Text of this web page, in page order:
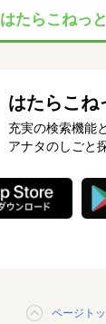
はたらこねっ
はたらこね
充実の検索機能
アナタのしごと
ページト